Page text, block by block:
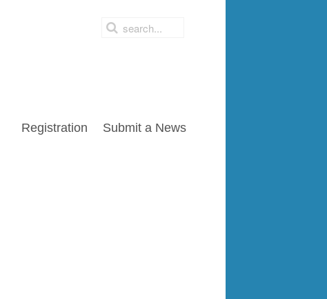
Registration Submit a News